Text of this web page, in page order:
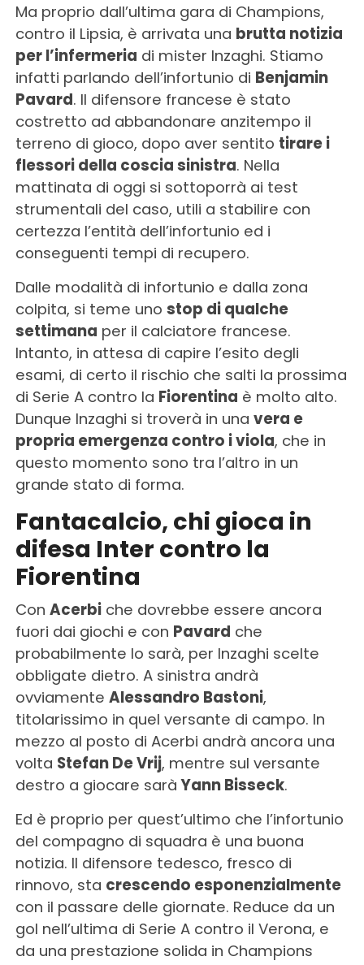
Ma proprio dall’ultima gara di Champions,
contro il Lipsia, è arrivata una brutta notizia
per l’infermeria di mister Inzaghi. Stiamo
infatti parlando dell’infortunio di Benjamin
Pavard. Il difensore francese è stato
costretto ad abbandonare anzitempo il
terreno di gioco, dopo aver sentito tirare i
flessori della coscia sinistra. Nella
mattinata di oggi si sottoporrà ai test
strumentali del caso, utili a stabilire con
certezza l’entità dell’infortunio ed i
conseguenti tempi di recupero.
Dalle modalità di infortunio e dalla zona
colpita, si teme uno stop di qualche
settimana per il calciatore francese.
Intanto, in attesa di capire l’esito degli
esami, di certo il rischio che salti la prossima
di Serie A contro la Fiorentina è molto alto.
Dunque Inzaghi si troverà in una vera e
propria emergenza contro i viola, che in
questo momento sono tra l’altro in un
grande stato di forma.
Fantacalcio, chi gioca in
difesa Inter contro la
Fiorentina
Con Acerbiche dovrebbe essere ancora
fuori dai giochi e con Pavard che
probabilmente lo sarà, per Inzaghi scelte
obbligate dietro. A sinistra andrà
ovviamente Alessandro Bastoni,
titolarissimo in quel versante di campo. In
mezzo al posto di Acerbi andrà ancora una
volta Stefan De Vrij, mentre sul versante
destro a giocare sarà Yann Bisseck.
Ed è proprio per quest’ultimo che l’infortunio
del compagno di squadra è una buona
notizia. Il difensore tedesco, fresco di
rinnovo, sta crescendo esponenzialmente
con il passare delle giornate. Reduce da un
gol nell’ultima di Serie A contro il Verona, e
da una prestazione solida in Champions